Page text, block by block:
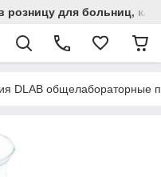
для больниц,
DLAB общелабораторные